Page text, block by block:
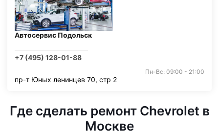
Автосервис Подольск
+7 (495) 128-01-88
Пн-Вс: 09:00 - 21:00
пр-т Юных ленинцев 70, стр 2
Где сделать ремонт Chevrolet в
Москве